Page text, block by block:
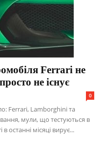
Ferrari не
не існує
0
Ferrari, Lamborghini та
мули, що тестуються в
останні місяці вирує...